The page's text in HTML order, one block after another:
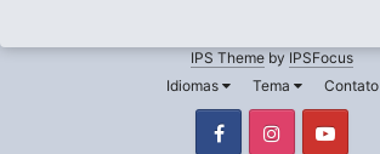
IPS Theme by IPSFocus
Idiomas
Tema Contato
FacebookInstagram